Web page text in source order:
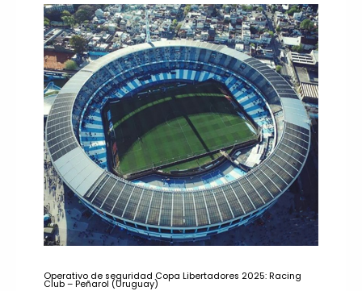
Operativo de seguridad Copa Libertadores 2025: Racing
Club – Peñarol (Uruguay)